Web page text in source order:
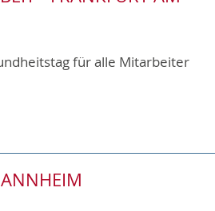
für alle Mitarbeiter